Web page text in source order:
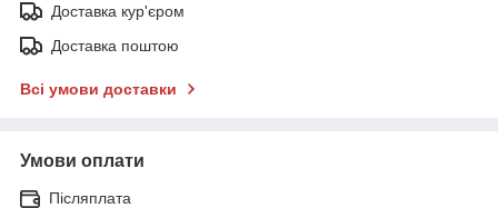
Доставка кур'єром
Доставка поштою
Всі умови доставки
Умови оплати
Післяплата